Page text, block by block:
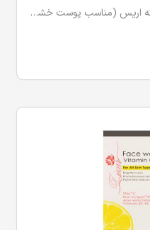
کرم مرطوب کننده هوشمند 72 ساعته اریس (مناسب پوست خشک و حساس)